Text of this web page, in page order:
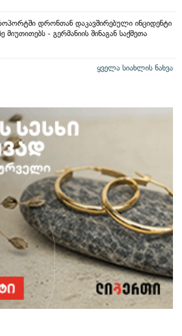
დრონთან დაკავშირებული ინციდენტი
- გერმანიის შინაგან საქმეთა
ყველა სიახლის ნახვა